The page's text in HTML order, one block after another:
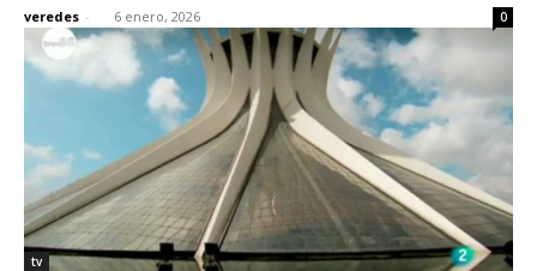
veredes - 6 enero, 2026 0
tv